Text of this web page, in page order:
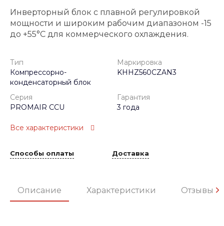
Инверторный блок с плавной регулировкой
мощности и широким рабочим диапазоном -15
до +55°C для коммерческого охлаждения.
Тип
Компрессорно-
конденсаторный блок
Маркировка
KHHZ560CZAN3
Серия
PROMAIR CCU
Гарантия
3 года
Все характеристики
Способы оплаты Доставка
Описание Характеристики Отзывы